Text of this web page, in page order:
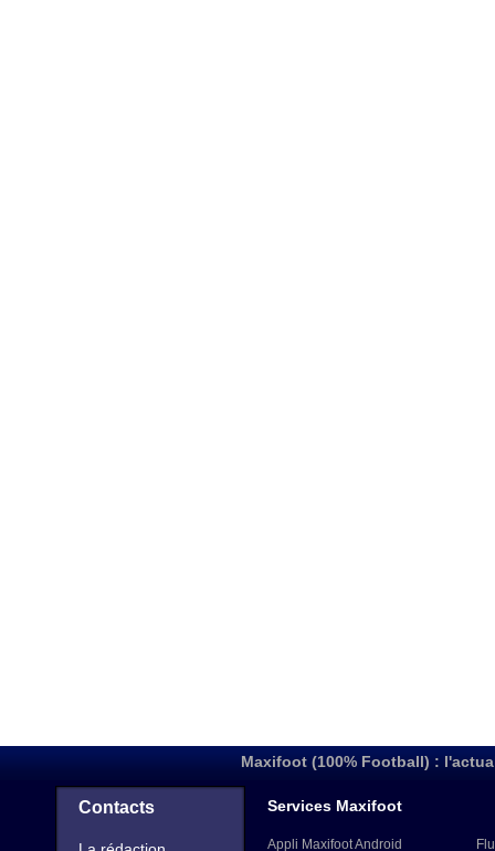
Maxifoot (100% Football) :
Contacts Services Maxifoot
Appli Maxifoot Android